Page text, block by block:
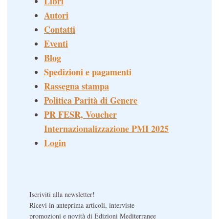
Autori
Contatti
Eventi
Blog
Spedizioni e pagamenti
Rassegna stampa
Politica Parità di Genere
PR FESR, Voucher
Internazionalizzazione PMI 2025
Login
Iscriviti alla newsletter!
Ricevi in anteprima articoli, interviste
promozioni e novità di Edizioni Mediterranee